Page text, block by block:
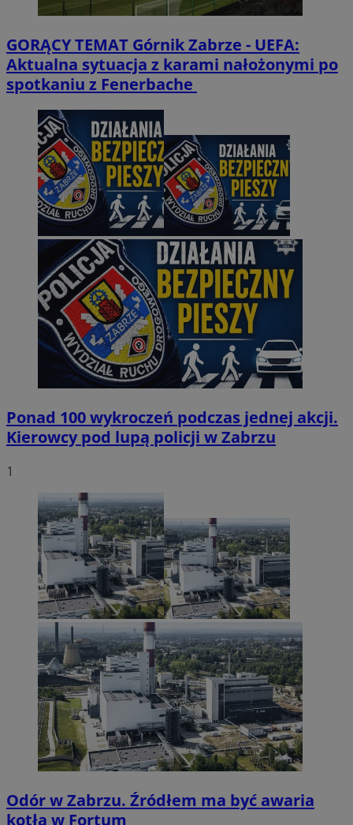
GORĄCY TEMAT Górnik Zabrze - UEFA:
Aktualna sytuacja z karami nałożonymi po
spotkaniu z Fenerbache
Ponad 100 wykroczeń podczas jednej akcji.
Kierowcy pod lupą policji w Zabrzu
1
Odór w Zabrzu. Źródłem ma być awaria
kotła w Fortum